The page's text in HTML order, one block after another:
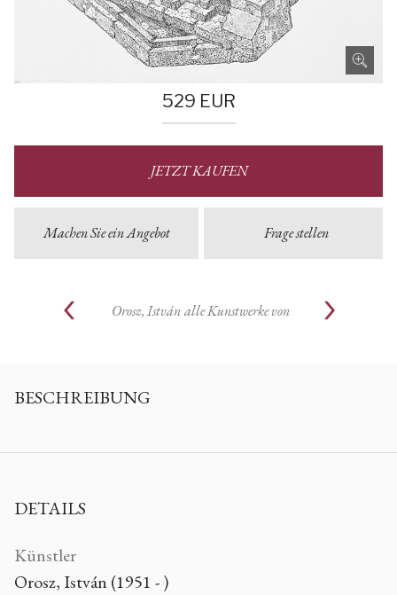
529 EUR
JETZT KAUFEN
Machen Sie ein Angebot Frage stellen
Orosz, István alle Kunstwerke von
BESCHREIBUNG
DETAILS
Künstler
Orosz, István (1951 - )